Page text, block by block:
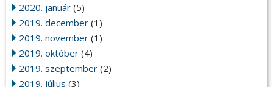
2020. január (5)
2019. december (1)
2019. november (1)
2019. október (4)
2019. szeptember (2)
2019. július (3)